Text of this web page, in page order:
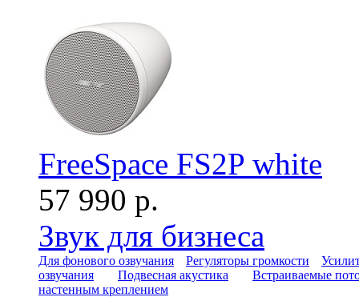
FreeSpace FS2P white
57 990 р.
Звук для бизнеса
Для фонового озвучания Регуляторы громкости
озвучания
Подвесная акустика
Встраиваемые
настенным креплением